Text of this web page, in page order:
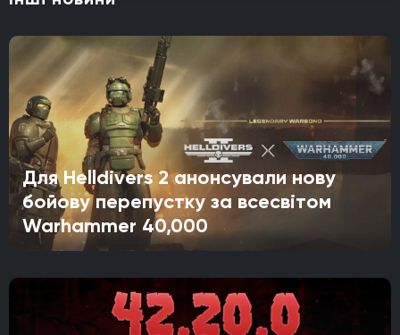
Для Helldivers 2 анонсували нову
бойову перепустку за всесвітом
Warhammer 40,000